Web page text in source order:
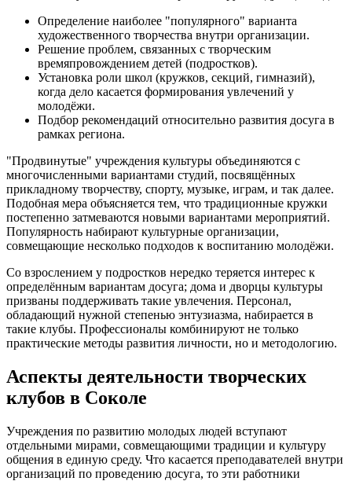
Определение наиболее "популярного" варианта
художественного творчества внутри организации.
Решение проблем, связанных с творческим
времяпровождением детей (подростков).
Установка роли школ (кружков, секций, гимназий),
когда дело касается формирования увлечений у
молодёжи.
Подбор рекомендаций относительно развития досуга в
рамках региона.
"Продвинутые" учреждения культуры объединяются с
многочисленными вариантами студий, посвящённых
прикладному творчеству, спорту, музыке, играм, и так далее.
Подобная мера объясняется тем, что традиционные кружки
постепенно затмеваются новыми вариантами мероприятий.
Популярность набирают культурные организации,
совмещающие несколько подходов к воспитанию молодёжи.
Со взрослением у подростков нередко теряется интерес к
определённым вариантам досуга; дома и дворцы культуры
призваны поддерживать такие увлечения. Персонал,
обладающий нужной степенью энтузиазма, набирается в
такие клубы. Профессионалы комбинируют не только
практические методы развития личности, но и методологию.
Аспекты деятельности творческих
клубов в Соколе
Учреждения по развитию молодых людей вступают
отдельными мирами, совмещающими традиции и культуру
общения в единую среду. Что касается преподавателей внутри
организаций по проведению досуга, то эти работники